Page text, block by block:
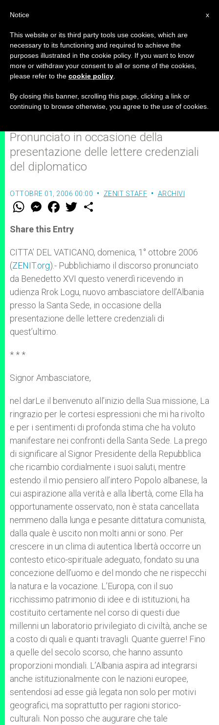
Discorso del Papa al nuovo
ambasciatore dell’Albania presso
la Santa Sede
Pronunciato in occasione della
presentazione delle lettere credenziali
del diplomatico
OTTOBRE 01, 2006 00:00 ZENIT STAFF ARCHIVI
W
t
s
p
p
M
e
s
e
g
e
r
F
a
e
b
o
k
w
r
Share this Entry
CITTA’ DEL VATICANO, domenica, 1° ottobre 2006
(ZENIT.org).- Pubblichiamo il discorso pronunciato
da Benedetto XVI questo venerdì ricevendo in
udienza Rrok Logu, nuovo ambasciatore dell’Albania
presso la Santa Sede, in occasione della
presentazione delle lettere credenziali di
quest’ultimo.
* * *
Signor Ambasciatore,
nel darLe il benvenuto all’inizio della Sua missione, La
ringrazio per le cortesi espressioni che mi ha rivolto
e per i sentimenti di profonda stima che ha voluto
manifestare nei confronti della Santa Sede. La prego
di significare al Signor Presidente della Repubblica
che ricambio cordialmente i suoi saluti, mentre
estendo il mio pensiero all’intero Popolo albanese, la
cui aspirazione alla verità e alla libertà, come Ella ha
opportunamente osservato, non è stata cancellata
nemmeno dalla lunga e pesante dittatura comunista,
dalla quale è uscito non molti anni or sono. Per
crescere in un clima di autentica libertà occorre un
contesto etico-spirituale adeguato, fondato su una
concezione dell’uomo e del mondo che ne rispecchi
la natura e la vocazione. L’Europa, con il suo
ricchissimo patrimonio di idee e di istituzioni, ha
costituito certamente nel corso di questi due
millenni un laboratorio privilegiato di civiltà, anche se
a costo di quali e quanti travagli. Quante guerre! Fino
a quelle del secolo scorso, che hanno assunto
proporzioni mondiali. L’Albania aspira ad integrarsi
anche istituzionalmente con le nazioni europee,
sentendosi ad esse già legata non solo per motivi
geografici, ma soprattutto per ragioni storico-
culturali. Non posso che augurare che tale
x
Notice
This website or its third party tools use cookies, which are
necessary to its functioning and required to achieve the
purposes illustrated in the cookie policy. If you want to know
more or withdraw your consent to all or some of the cookies,
please refer to the cookie policy
By closing this banner, scrolling this page, clicking a link or
continuing to browse otherwise, you agree to the use of cookies.